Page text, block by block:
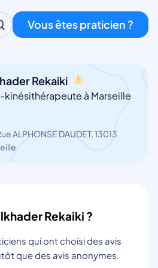
Vous êtes praticien ?
Rekaiki
kinésithérapeute à Marseille
ALPHONSE DAUDET, 13013
Rekaiki ?
qui ont choisi des avis
que des avis anonymes.